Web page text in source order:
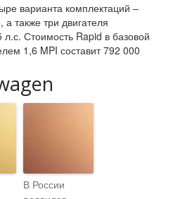
варианта комплектаций –
также три двигателя
Стоимость Rapid в базовой
1,6 MPI составит 792 000
В России